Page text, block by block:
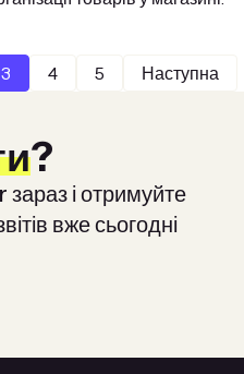
3 4 5 Наступна
?
і отримуйте
вже сьогодні